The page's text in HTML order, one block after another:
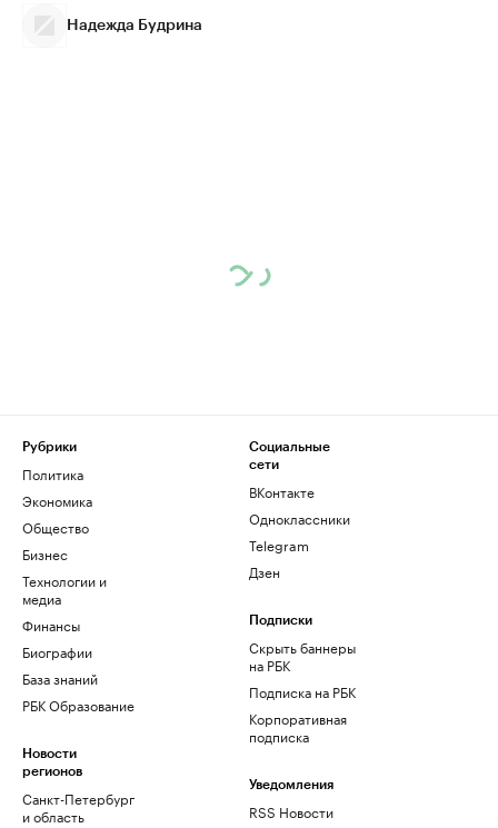
Надежда Будрина
Рубрики
Политика
Экономика
Общество
Бизнес
Технологии и
медиа
Финансы
Биографии
База знаний
РБК Образование
Новости
регионов
Санкт-Петербург
и область
Социальные
сети
ВКонтакте
Одноклассники
Telegram
Дзен
Подписки
Скрыть баннеры
на РБК
Подписка на РБК
Корпоративная
подписка
Уведомления
RSS Новости